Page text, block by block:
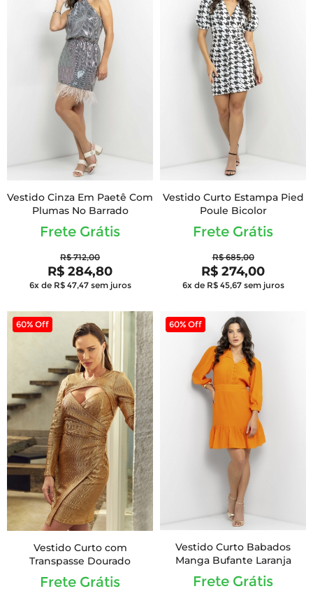
Vestido Cinza Em Paetê Com
Plumas No Barrado
Frete Grátis
R$ 712,00
R$ 284,80
6x de R$ 47,47 sem juros
Vestido Curto Estampa Pied
Poule Bicolor
Frete Grátis
R$ 685,00
R$ 274,00
6x de R$ 45,67 sem juros
60% Off
Vestido Curto com
Transpasse Dourado
Frete Grátis
60% Off
Vestido Curto Babados
Manga Bufante Laranja
Frete Grátis